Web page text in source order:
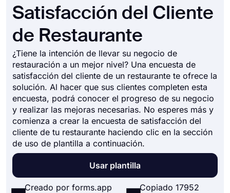
Recursos
Satisfacción del Cliente
de Restaurante
¿Tiene la intención de llevar su negocio de
restauración a un mejor nivel? Una encuesta de
satisfacción del cliente de un restaurante te ofrece la
solución. Al hacer que sus clientes completen esta
encuesta, podrá conocer el progreso de su negocio
y realizar las mejoras necesarias. No esperes más y
comienza a crear la encuesta de satisfacción del
cliente de tu restaurante haciendo clic en la sección
de uso de plantilla a continuación.
Usar plantilla
Creado por forms.app
Copiado 17952